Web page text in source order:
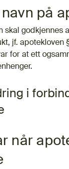
på
skal godkjennes
jf. apotekloven
for at ett
i
når